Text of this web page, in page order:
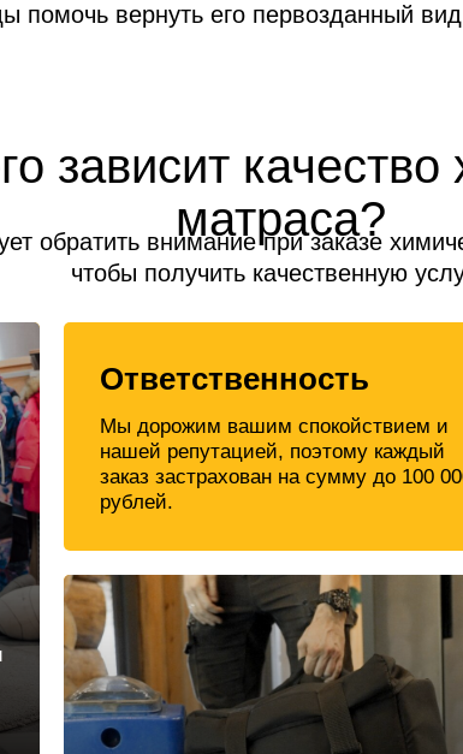
помочь вернуть его первозданный
зависит качество
матраса?
обратить внимание при заказе
чтобы получить качественную
Ответственность
Мы дорожим вашим спокойствием и
нашей репутацией, поэтому каждый
заказ застрахован на сумму до 100
рублей.